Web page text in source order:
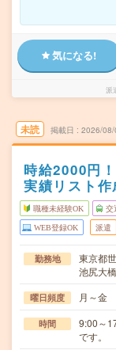
気になる!
派
未読 掲載日 2026/08/
時給2000円
実績リスト
職種未経験OK 交
WEB登録OK 派遣
勤務地
東京都
池尻大
曜日頻度 月～金
時間
9:00～
です。